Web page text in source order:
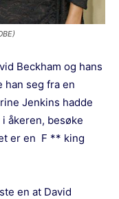
Beckham og hans
han seg fra en
Jenkins hadde
i åkeren, besøke
er en F ** king
en at David